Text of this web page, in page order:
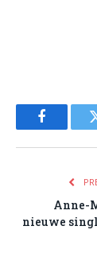
Facebook
Anne-
nieuwe